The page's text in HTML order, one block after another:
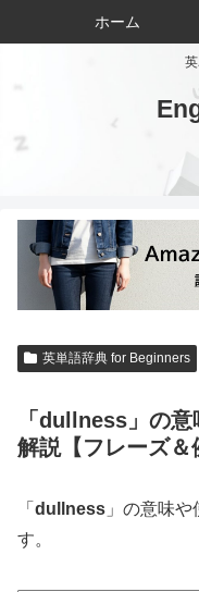
ホーム
英単語辞典 for Beginners
「dullness」の
解説【フレーズ＆
「 dullness 」の意味
す。